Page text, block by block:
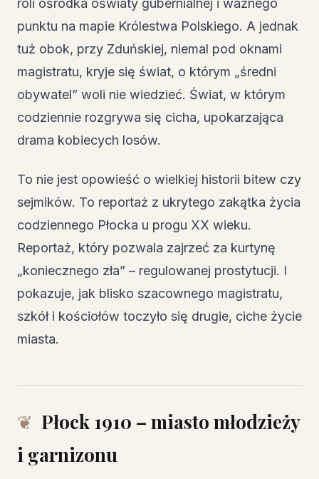
roli ośrodka oświaty gubernialnej i ważnego
punktu na mapie Królestwa Polskiego. A jednak
tuż obok, przy Zduńskiej, niemal pod oknami
magistratu, kryje się świat, o którym „średni
obywatel” woli nie wiedzieć. Świat, w którym
codziennie rozgrywa się cicha, upokarzająca
drama kobiecych losów.
To nie jest opowieść o wielkiej historii bitew czy
sejmików. To reportaż z ukrytego zakątka życia
codziennego Płocka u progu XX wieku.
Reportaż, który pozwala zajrzeć za kurtynę
„koniecznego zła” – regulowanej prostytucji. I
pokazuje, jak blisko szacownego magistratu,
szkół i kościołów toczyło się drugie, ciche życie
miasta.
Płock 1910 – miasto młodzieży
i garnizonu